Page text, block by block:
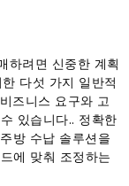
하려면 신중한 계획
다섯 가지 일반적
즈니스 요구와 고
있습니다.. 정확한
방 수납 솔루션을
에 맞춰 조정하는